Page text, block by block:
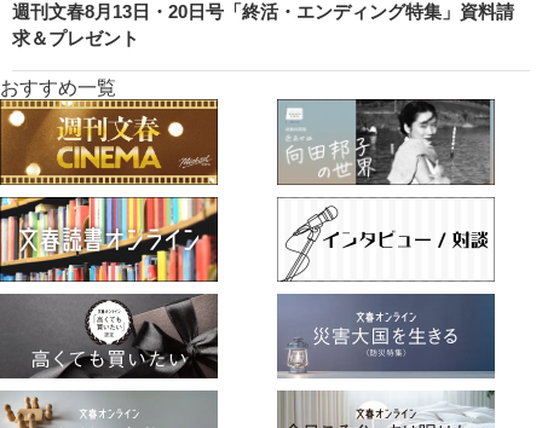
週刊文春8月13日・20日号「終活・エンディング特集」資料請
求＆プレゼント
おすすめ一覧